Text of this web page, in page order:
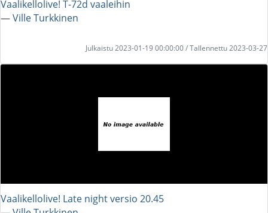
Vaalikellolive! T-72d vaaleihin
― Ville Turkkinen
Julkaistu 2023-01-19 00:00:00 / Tallennettu 2023-03-27
Vaalikellolive! Late night versio 20.45